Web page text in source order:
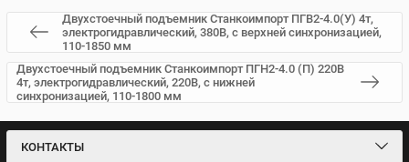
Двухстоечный подъемник Станкоимпорт ПГВ2-4.0(У) 4т,
электрогидравлический, 380В, с верхней синхронизацией,
110-1850 мм
Двухстоечный подъемник Станкоимпорт ПГН2-4.0 (П) 220В
4т, электрогидравлический, 220В, с нижней
синхронизацией, 110-1800 мм
КОНТАКТЫ